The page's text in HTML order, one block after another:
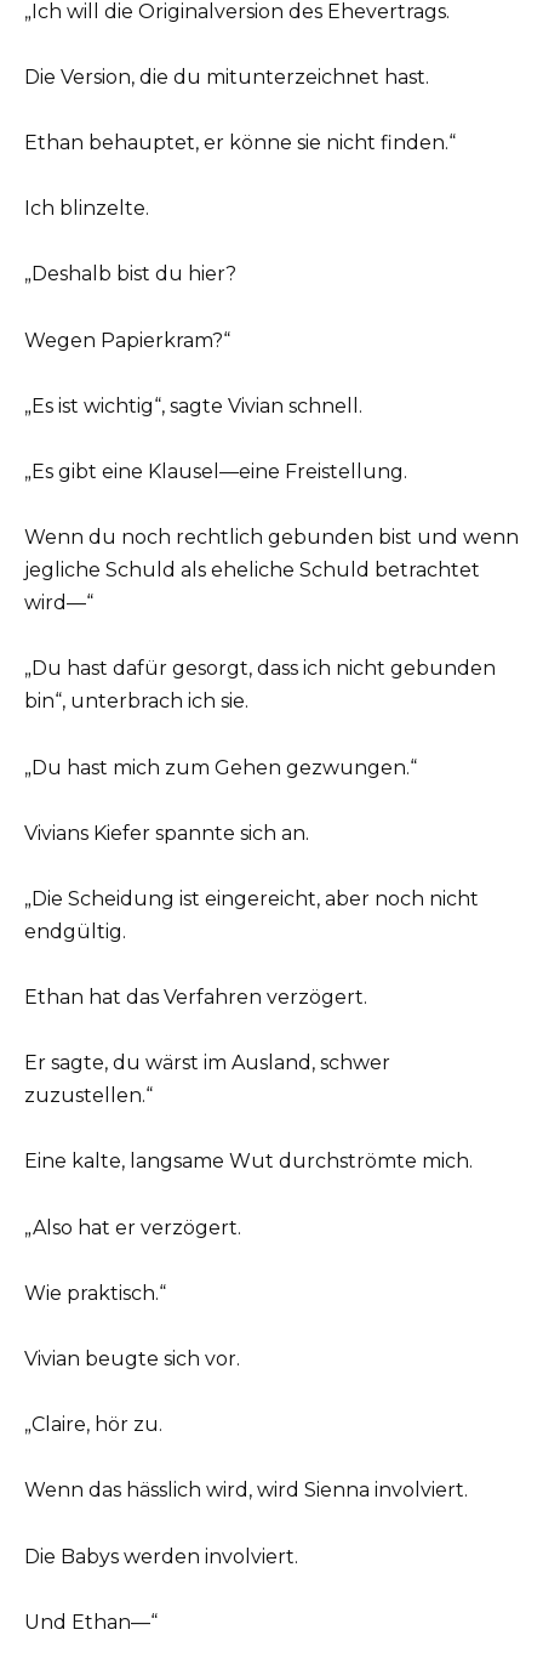
„Ich will die Originalversion des Ehevertrags.
Die Version, die du mitunterzeichnet hast.
Ethan behauptet, er könne sie nicht finden.“
Ich blinzelte.
„Deshalb bist du hier?
Wegen Papierkram?“
„Es ist wichtig“, sagte Vivian schnell.
„Es gibt eine Klausel—eine Freistellung.
Wenn du noch rechtlich gebunden bist und wenn
jegliche Schuld als eheliche Schuld betrachtet
wird—“
„Du hast dafür gesorgt, dass ich nicht gebunden
bin“, unterbrach ich sie.
„Du hast mich zum Gehen gezwungen.“
Vivians Kiefer spannte sich an.
„Die Scheidung ist eingereicht, aber noch nicht
endgültig.
Ethan hat das Verfahren verzögert.
Er sagte, du wärst im Ausland, schwer
zuzustellen.“
Eine kalte, langsame Wut durchströmte mich.
„Also hat er verzögert.
Wie praktisch.“
Vivian beugte sich vor.
„Claire, hör zu.
Wenn das hässlich wird, wird Sienna involviert.
Die Babys werden involviert.
Und Ethan—“